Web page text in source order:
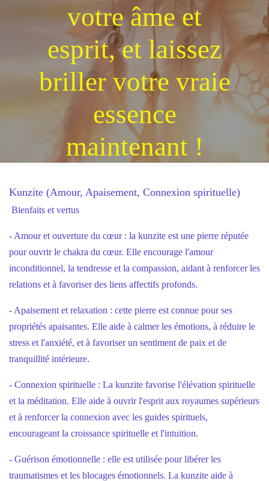
votre âme et
esprit, et laissez
briller votre vraie
essence
maintenant !
Kunzite (Amour, Apaisement, Connexion spirituelle)
Bienfaits et vertus
- Amour et ouverture du cœur : la kunzite est une pierre réputée
pour ouvrir le chakra du cœur. Elle encourage l'amour
inconditionnel, la tendresse et la compassion, aidant à renforcer les
relations et à favoriser des liens affectifs profonds.
- Apaisement et relaxation : cette pierre est connue pour ses
propriétés apaisantes. Elle aide à calmer les émotions, à réduire le
stress et l'anxiété, et à favoriser un sentiment de paix et de
tranquillité intérieure.
- Connexion spirituelle : La kunzite favorise l'élévation spirituelle
et la méditation. Elle aide à ouvrir l'esprit aux royaumes supérieurs
et à renforcer la connexion avec les guides spirituels,
encourageant la croissance spirituelle et l'intuition.
- Guérison émotionnelle : elle est utilisée pour libérer les
traumatismes et les blocages émotionnels. La kunzite aide à